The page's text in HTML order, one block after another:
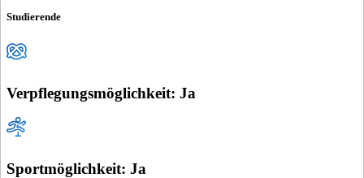
Studierende
Verpflegungsmöglichkeit: Ja
Sportmöglichkeit: Ja